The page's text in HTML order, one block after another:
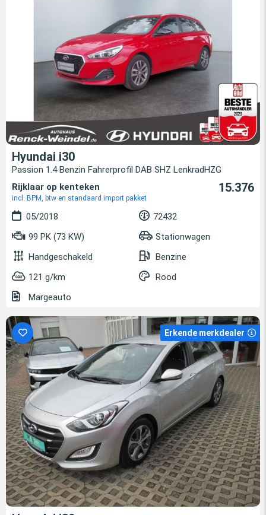
Hyundai i30
Passion 1.4 Benzin Fahrerprofil DAB SHZ LenkradHZG
Rijklaar op kenteken
incl. BPM, btw en standaard import pakket
15.376
05/2018
72432
99 PK (73 KW)
Stationwagen
Handgeschakeld
Benzine
121 g/km
Rood
Margeauto
Erkende merkdealer